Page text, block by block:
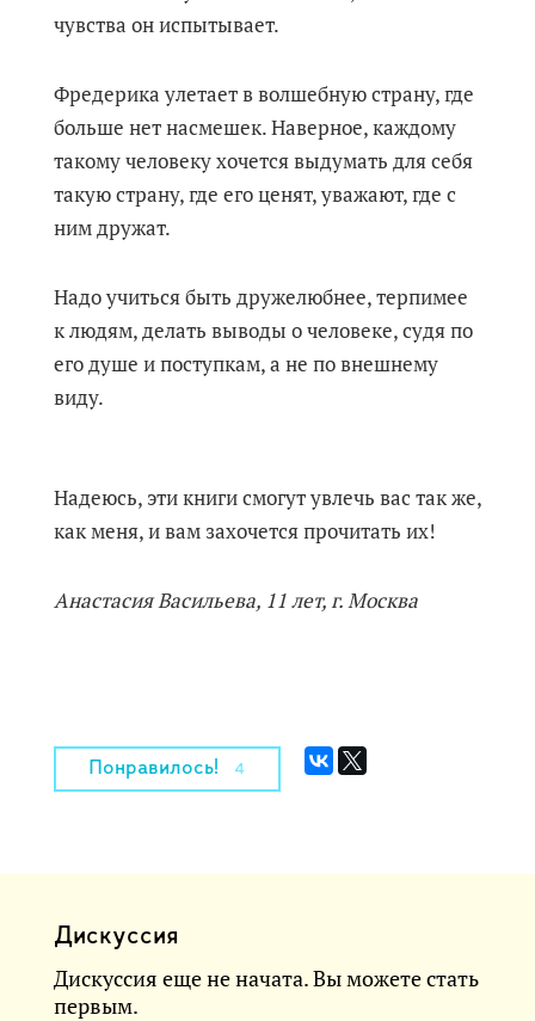
чувства он испытывает.
Фредерика улетает в волшебную страну, где
больше нет насмешек. Наверное, каждому
такому человеку хочется выдумать для себя
такую страну, где его ценят, уважают, где с
ним дружат.
Надо учиться быть дружелюбнее, терпимее
к людям, делать выводы о человеке, судя по
его душе и поступкам, а не по внешнему
виду.
Надеюсь, эти книги смогут увлечь вас так же,
как меня, и вам захочется прочитать их!
Анастасия Васильева, 11 лет, г. Москва
Понравилось! 4
Дискуссия
Дискуссия еще не начата. Вы можете стать
первым.